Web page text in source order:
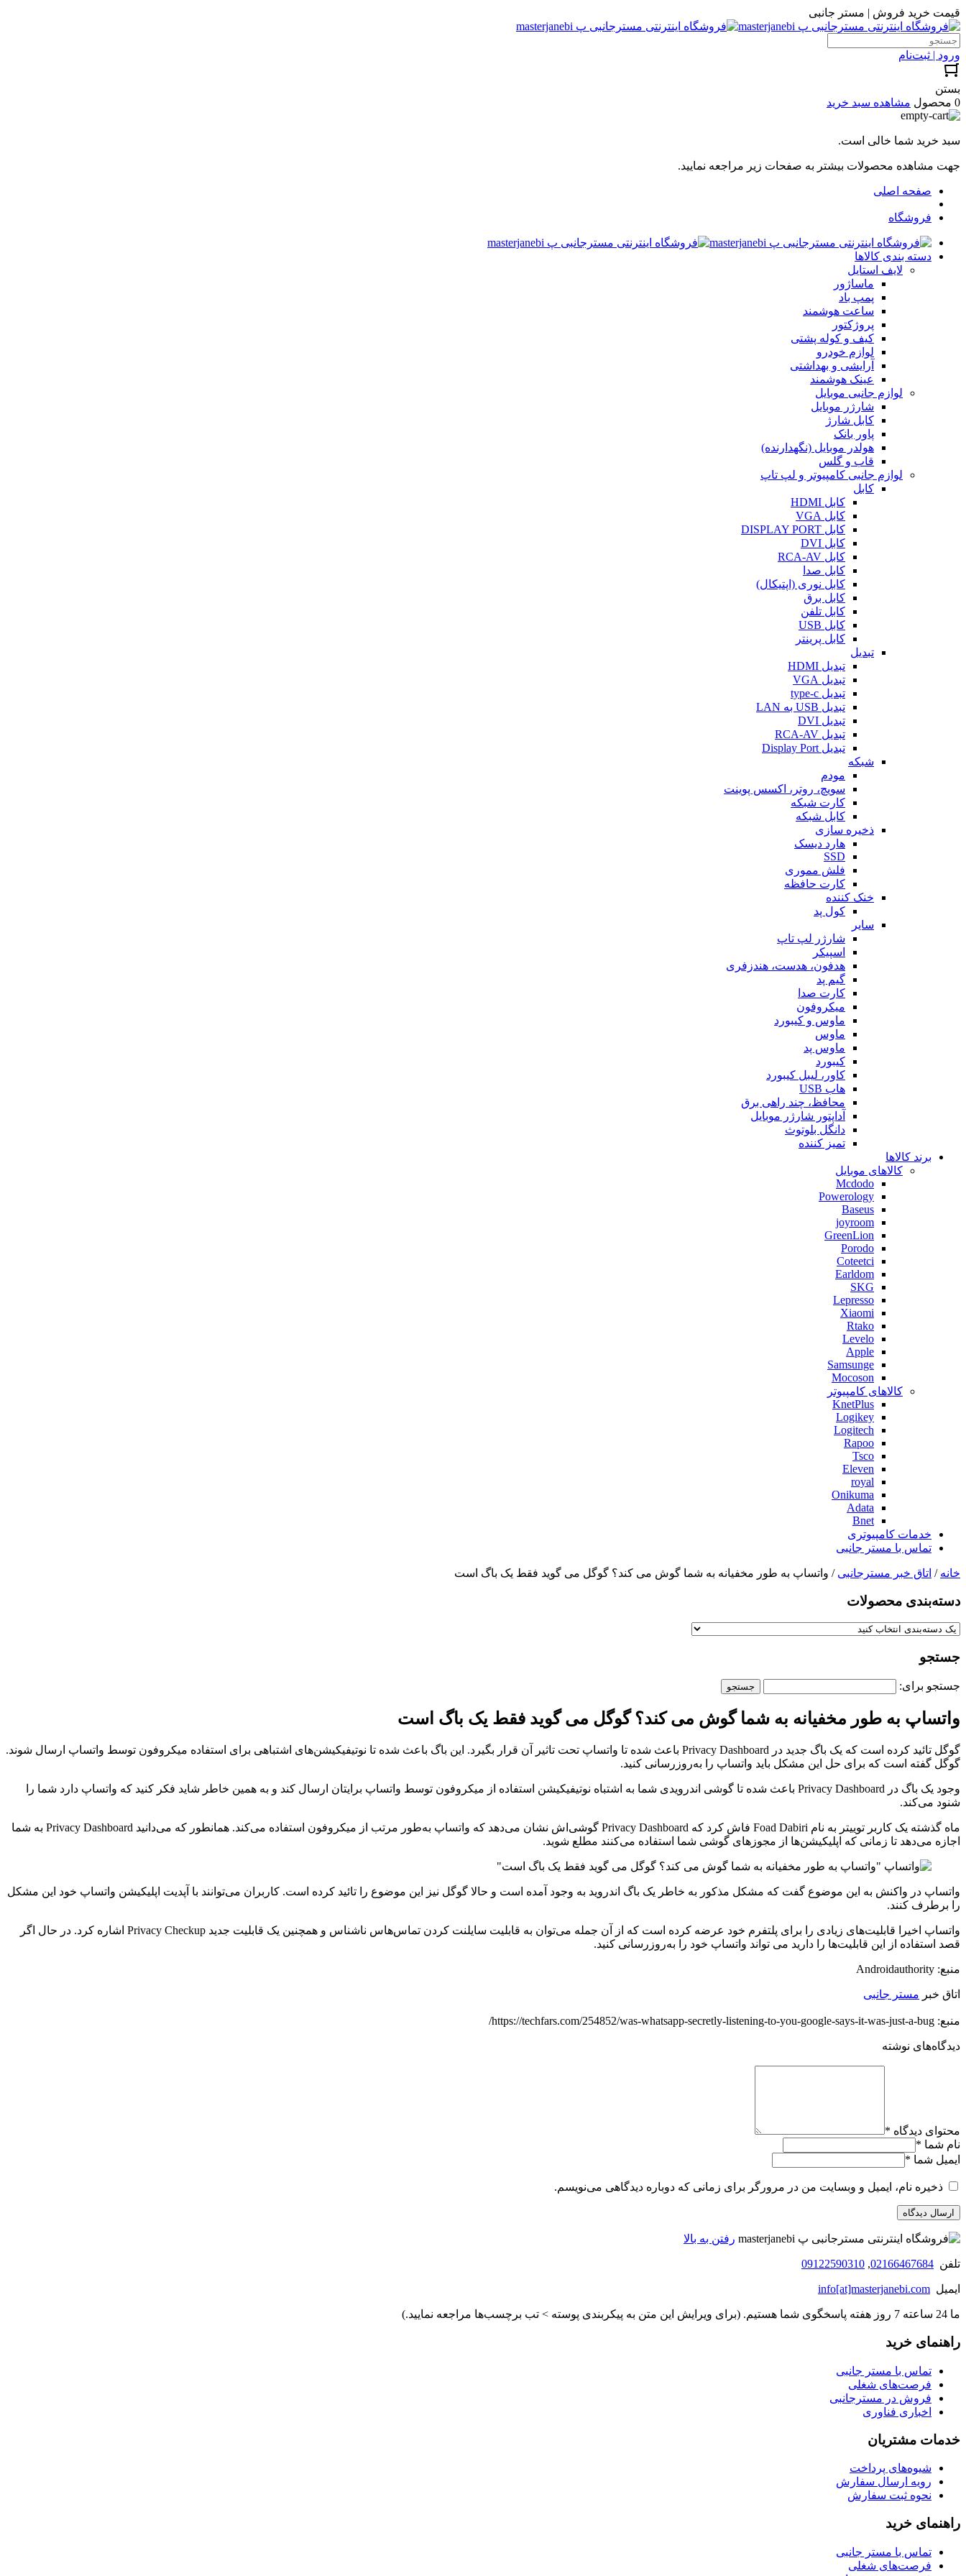
قیمت خرید فروش | مستر جانبی
ورود | ثبت‌نام
بستن
0 محصول
مشاهده سبد خرید
سبد خرید شما خالی است.
جهت مشاهده محصولات بیشتر به صفحات زیر مراجعه نمایید.
صفحه اصلی
فروشگاه
دسته بندی کالاها
لایف استایل
ماساژور
پمپ باد
ساعت هوشمند
پروژکتور
کیف و کوله پشتی
لوازم خودرو
آرایشی و بهداشتی
عینک هوشمند
لوازم جانبی موبایل
شارژر موبایل
کابل شارژ
پاور بانک
هولدر موبایل (نگهدارنده)
قاب و گلس
لوازم جانبی کامپیوتر و لپ تاپ
کابل
کابل HDMI
کابل VGA
کابل DISPLAY PORT
کابل DVI
کابل RCA-AV
کابل صدا
کابل نوری (اپتیکال)
کابل برق
کابل تلفن
کابل USB
کابل پرینتر
تبدیل
تبدیل HDMI
تبدیل VGA
تبدیل type-c
تبدیل USB به LAN
تبدیل DVI
تبدیل RCA-AV
تبدیل Display Port
شبکه
مودم
سویچ، روتر، اکسس پوینت
کارت شبکه
کابل شبکه
ذخیره سازی
هارد دیسک
SSD
فلش مموری
کارت حافظه
خنک کننده
کول پد
سایر
شارژر لپ تاپ
اسپیکر
هدفون، هدست، هندزفری
گیم پد
کارت صدا
میکروفون
ماوس و کیبورد
ماوس
ماوس پد
کیبورد
کاور، لیبل کیبورد
هاب USB
محافظ، چند راهی برق
آداپتور شارژر موبایل
دانگل بلوتوث
تمیز کننده
برند کالاها
کالاهای موبایل
Mcdodo
Powerology
Baseus
joyroom
GreenLion
Porodo
Coteetci
Earldom
SKG
Lepresso
Xiaomi
Rtako
Levelo
Apple
Samsunge
Mocoson
کالاهای کامپیوتر
KnetPlus
Logikey
Logitech
Rapoo
Tsco
Eleven
royal
Onikuma
Adata
Bnet
خدمات کامپیوتری
تماس با مستر جانبی
خانه / اتاق خبر مسترجانبی / واتساپ به طور مخفیانه به شما گوش می کند؟ گوگل می گوید فقط یک باگ است
دسته‌بندی‌ محصولات
جستجو
جستجو برای:
واتساپ به طور مخفیانه به شما گوش می کند؟ گوگل می گوید فقط یک باگ است
گوگل تائید کرده است که یک باگ جدید در Privacy Dashboard باعث شده تا واتساپ تحت تاثیر آن قرار بگیرد. این باگ باعث شده تا نوتیفیکیشن‌های اشتباهی برای استفاده میکروفون توسط واتساپ ارسال شوند.
گوگل گفته است که برای حل این مشکل باید واتساپ را به‌روزرسانی کنید.
وجود یک باگ در Privacy Dashboard باعث شده تا گوشی اندرویدی شما به اشتباه نوتیفیکیشن استفاده از میکروفون توسط واتساپ برایتان ارسال کند و به همین خاطر شاید فکر کنید که واتساپ دارد شما را
شنود می‌کند.
ماه گذشته یک کاربر توییتر به نام Foad Dabiri فاش کرد که Privacy Dashboard گوشی‌اش نشان می‌دهد که واتساپ به‌طور مرتب از میکروفون استفاده می‌کند. همانطور که می‌دانید Privacy Dashboard به شما
اجازه می‌دهد تا زمانی که اپلیکیشن‌ها از مجوزهای گوشی شما استفاده می‌کنند مطلع شوید.
واتساپ در واکنش به این موضوع گفت که مشکل مذکور به خاطر یک باگ اندروید به وجود آمده است و حالا گوگل نیز این موضوع را تائید کرده است. کاربران می‌توانند با آپدیت اپلیکیشن واتساپ خود این مشکل
را برطرف کنند.
واتساپ اخیرا قابلیت‌های زیادی را برای پلتفرم خود عرضه کرده است که از آن جمله می‌توان به قابلیت سایلنت کردن تماس‌هاس ناشناس و همچنین یک قابلیت جدید Privacy Checkup اشاره کرد. در حال اگر
قصد استفاده از این قابلیت‌ها را دارید می تواند واتساپ خود را به‌روزرسانی کنید.
منبع: Androidauthority
اتاق خبر مستر جانبی
منبع: https://techfars.com/254852/was-whatsapp-secretly-listening-to-you-google-says-it-was-just-a-bug/
دیدگاه‌های نوشته
محتوای دیدگاه *
نام شما *
ایمیل شما *
ذخیره نام، ایمیل و وبسایت من در مرورگر برای زمانی که دوباره دیدگاهی می‌نویسم.
رفتن به بالا
تلفن 02166467684
,
09122590310
ایمیل info[at]masterjanebi.com
ما 24 ساعته 7 روز هفته پاسخگوی شما هستیم. (برای ویرایش این متن به پیکربندی پوسته > تب برچسب‌ها مراجعه نمایید.)
راهنمای خرید
تماس با مستر جانبی
فرصت‌های شغلی
فروش در مسترجانبی
اخباری فناوری
خدمات مشتریان
شیوه‌های پرداخت
رویه ارسال سفارش
نحوه ثبت سفارش
راهنمای خرید
تماس با مستر جانبی
فرصت‌های شغلی